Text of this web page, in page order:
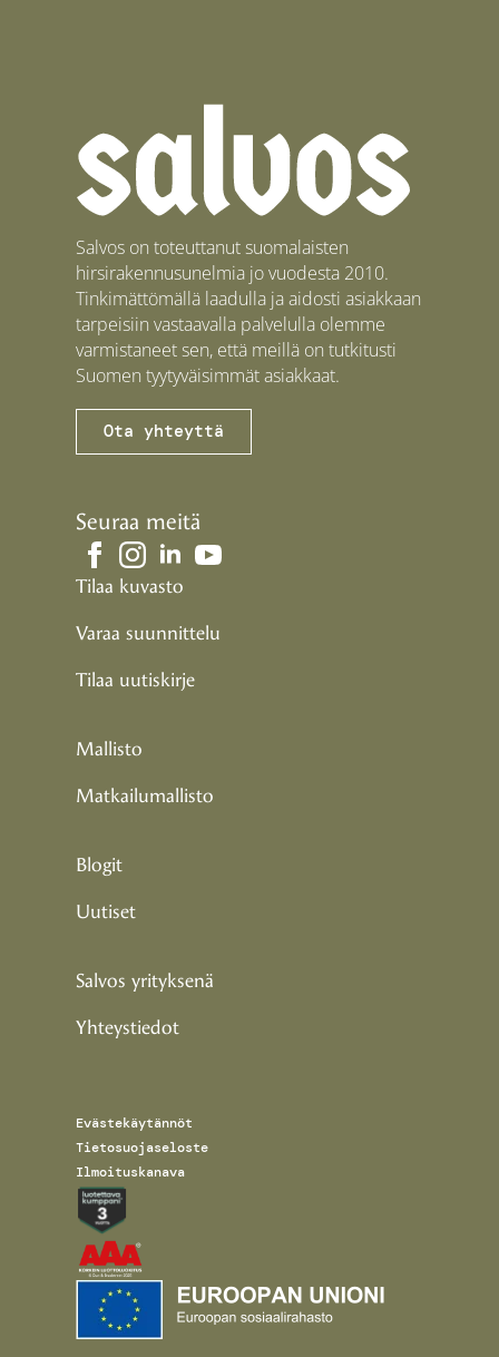
Salvos on toteuttanut suomalaisten
hirsirakennusunelmia jo vuodesta 2010.
Tinkimättömällä laadulla ja aidosti asiakkaan
tarpeisiin vastaavalla palvelulla olemme
varmistaneet sen, että meillä on tutkitusti
Suomen tyytyväisimmät asiakkaat.
Ota yhteyttä
Seuraa meitä
Tilaa kuvasto
Varaa suunnittelu
Tilaa uutiskirje
Mallisto
Matkailumallisto
Blogit
Uutiset
Salvos yrityksenä
Yhteystiedot
Evästekäytännöt
Tietosuojaseloste
Ilmoituskanava